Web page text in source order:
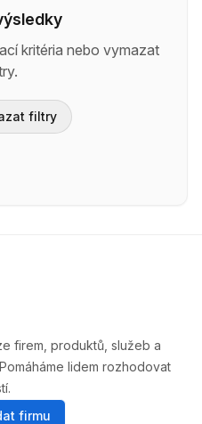
kritéria nebo vymazat
filtry
firem, produktů, služeb a
lidem rozhodovat
firmu